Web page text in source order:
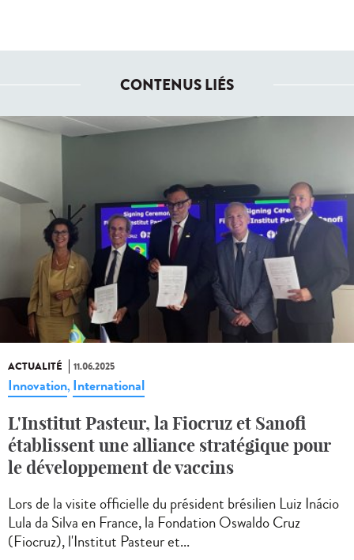
CONTENUS LIÉS
ACTUALITÉ 11.06.2025
Innovation, International
L'Institut Pasteur, la Fiocruz et Sanofi
établissent une alliance stratégique pour
le développement de vaccins
Lors de la visite officielle du président brésilien Luiz Inácio
Lula da Silva en France, la Fondation Oswaldo Cruz
(Fiocruz), l'Institut Pasteur et...